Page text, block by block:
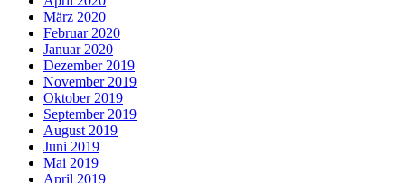
März 2020
Februar 2020
Januar 2020
Dezember 2019
November 2019
Oktober 2019
September 2019
August 2019
Juni 2019
Mai 2019
April 2019